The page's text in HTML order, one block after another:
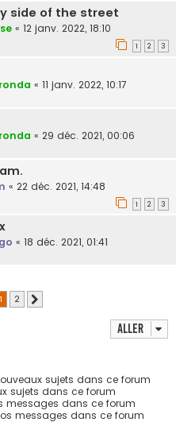
side of the street
« 12 janv. 2022, 18:10
1 2 3
« 11 janv. 2022, 10:17
« 29 déc. 2021, 00:06
« 22 déc. 2021, 14:48
1 2 3
« 18 déc. 2021, 01:41
1 2
Aller
sujets dans ce forum
sujets dans ce forum
messages dans ce forum
messages dans ce forum